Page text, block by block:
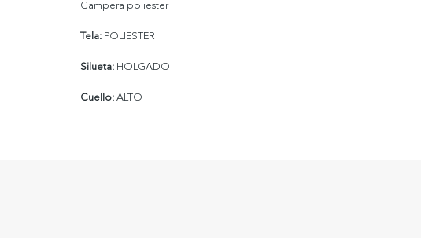
Campera poliester
Tela: POLIESTER
Silueta: HOLGADO
Cuello: ALTO